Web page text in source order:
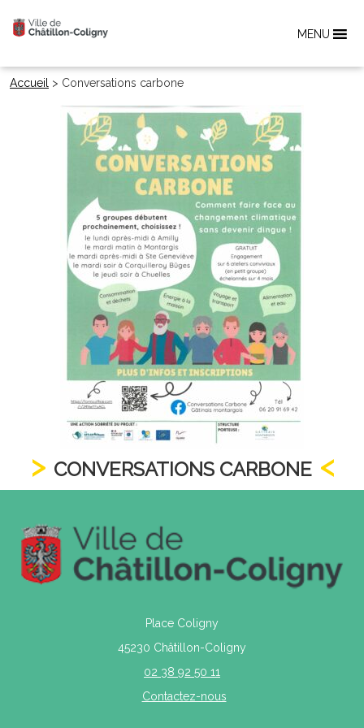
MENU
Accueil > Conversations carbone
CONVERSATIONS CARBONE
Place Coligny
45230 Châtillon-Coligny
02 38 92 50 11
Contactez-nous